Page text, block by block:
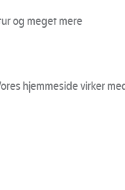
og meget mere
hjemmeside virker